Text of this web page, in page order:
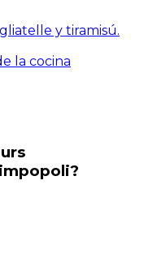
y tiramisú.
la cocina